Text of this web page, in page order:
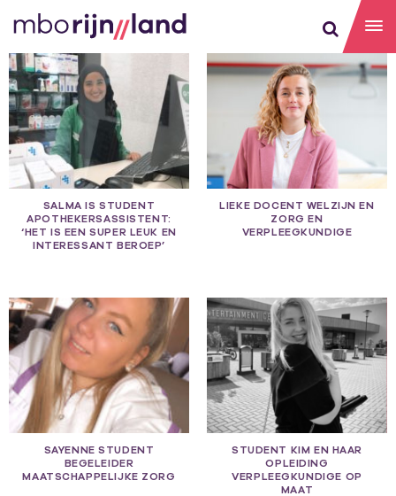
ZORG
SALMA IS STUDENT
APOTHEKERSASSISTENT:
‘HET IS EEN SUPER LEUK EN
INTERESSANT BEROEP’
LIEKE DOCENT WELZIJN EN
ZORG EN
VERPLEEGKUNDIGE
SAYENNE STUDENT
BEGELEIDER
MAATSCHAPPELIJKE ZORG
STUDENT KIM EN HAAR
OPLEIDING
VERPLEEGKUNDIGE OP
MAAT